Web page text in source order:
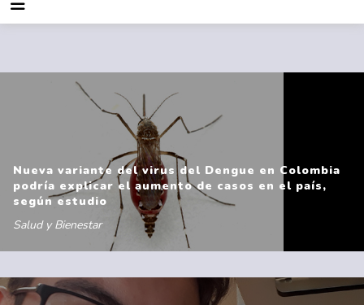
Nueva variante del virus del Dengue en Colombia
podría explicar el aumento de casos en el país,
según estudio
Salud y Bienestar